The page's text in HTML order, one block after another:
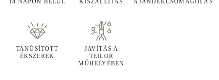
14 NAPON BELÜL
KISZÁLLÍTÁS
AJÁNDÉKCSOMAGOLÁS
TANÚSÍTOTT
ÉKSZEREK
JAVÍTÁS A
TEILOR
MŰHELYÉBEN